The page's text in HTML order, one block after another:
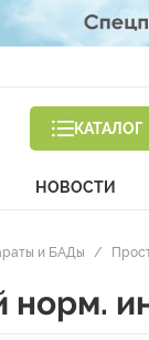
КАТАЛОГ
НОВОСТИ
и БАДы /
норм.